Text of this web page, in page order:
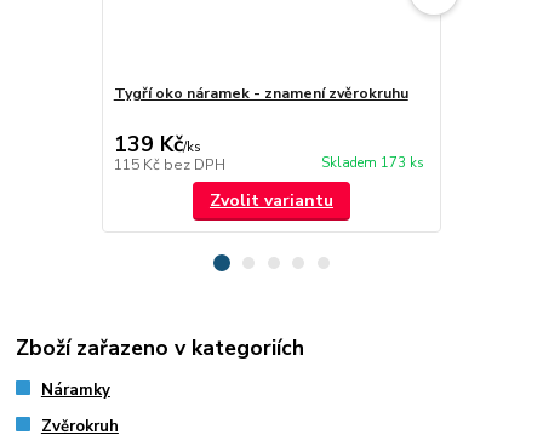
Tygří oko náramek - znamení zvěrokruhu
139 Kč/ks
115 Kč bez DPH Skladem 173 ks
Zvolit variantu
Zboží zařazeno v kategoriích
Náramky
Zvěrokruh